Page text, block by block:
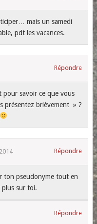
mais un samedi
pdt les vacances.
Répondre
pour savoir ce que vous
présentez brièvement » ?
Répondre
ton pseudonyme tout en
plus sur toi.
Répondre